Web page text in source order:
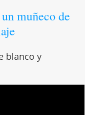
muñeco de
blanco y